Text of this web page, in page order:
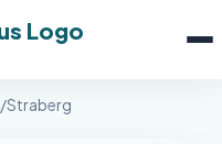
/Straberg